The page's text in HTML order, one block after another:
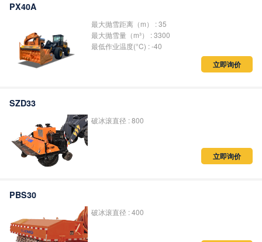
PX40A
最大抛雪距离（m） : 35
最大抛雪量（m³） : 3300
最低作业温度(°C) : -40
立即询价
SZD33
破冰滚直径 : 800
立即询价
PBS30
破冰滚直径 : 400